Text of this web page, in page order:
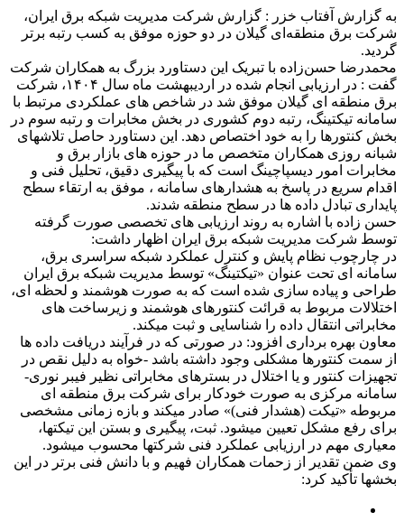
به گزارش آفتاب خزر : گزارش شرکت مدیریت شبکه برق ایران،
شرکت برق منطقه‌ای گیلان در دو حوزه موفق به کسب رتبه برتر
گردید.
محمدرضا حسن‌زاده با تبریک این دستاورد بزرگ به همکاران شرکت
گفت : در ارزیابی انجام شده در اردیبهشت ماه سال ۱۴۰۴، شرکت
برق منطقه ای گیلان موفق شد در شاخص های عملکردی مرتبط با
سامانه تیکتینگ، رتبه دوم کشوری در بخش مخابرات و رتبه سوم در
بخش کنتورها را به خود اختصاص دهد. این دستاورد حاصل تلاشهای
شبانه روزی همکاران متخصص ما در حوزه های بازار برق و
مخابرات امور دیسپاچینگ است که با پیگیری دقیق، تحلیل فنی و
اقدام سریع در پاسخ به هشدارهای سامانه ، موفق به ارتقاء سطح
پایداری تبادل داده ها در سطح منطقه شدند.
حسن زاده با اشاره به روند ارزیابی های تخصصی صورت گرفته
توسط شرکت مدیریت شبکه برق ایران اظهار داشت:
در چارچوب نظام پایش و کنترل عملکرد شبکه سراسری برق،
سامانه ای تحت عنوان «تیکتینگ» توسط مدیریت شبکه برق ایران
طراحی و پیاده سازی شده است که به صورت هوشمند و لحظه ای،
اختلالات مربوط به قرائت کنتورهای هوشمند و زیرساخت های
مخابراتی انتقال داده را شناسایی و ثبت میکند.
معاون بهره برداری افزود: در صورتی که در فرآیند دریافت داده ها
از سمت کنتورها مشکلی وجود داشته باشد -خواه به دلیل نقص در
تجهیزات کنتور و یا اختلال در بسترهای مخابراتی نظیر فیبر نوری-
سامانه مرکزی به صورت خودکار برای شرکت برق منطقه ای
مربوطه «تیکت (هشدار فنی)» صادر میکند و بازه زمانی مشخصی
برای رفع مشکل تعیین میشود. ثبت، پیگیری و بستن این تیکتها،
معیاری مهم در ارزیابی عملکرد فنی شرکتها محسوب میشود.
وی ضمن تقدیر از زحمات همکاران فهیم و با دانش فنی برتر در این
بخشها تأکید کرد: